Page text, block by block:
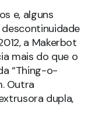
e, alguns
a Makerbot
mais do que o
“Thing-o-
Outra
dupla,